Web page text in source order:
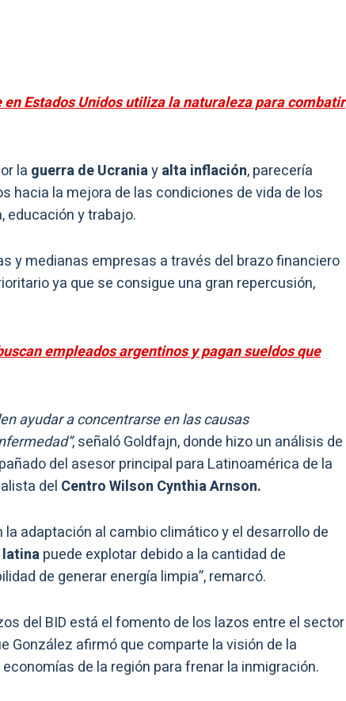
Estados Unidos utiliza la naturaleza para combatir
la guerra de Ucraniayalta inflación, parecería
hacia la mejora de las condiciones de vida de los
educación y trabajo.
y medianas empresas a través del brazo financiero
ya que se consigue una gran repercusión,
empleados argentinos y pagan sueldos que
ayudar a concentrarse en las causas
, señaló Goldfajn, donde hizo un análisis de
del asesor principal para Latinoamérica de la
del Centro Wilson Cynthia Arnson.
adaptación al cambio climático y el desarrollo de
puede explotar debido a la cantidad de
de generar energía limpia”, remarcó.
del BID está el fomento de los lazos entre el sector
González afirmó que comparte la visión de la
de la región para frenar la inmigración.